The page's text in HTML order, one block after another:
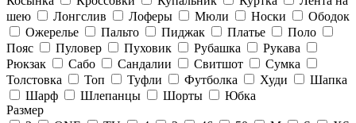
шею
Лонгслив Лоферы Мюли Носки
Ободок
Ожерелье
Пальто Пиджак Платье
Поло
Пояс
Пуловер Пуховик Рубашка
Рукава
Рюкзак
Сабо Сандалии Свитшот
Сумка
Толстовка
Топ Туфли Футболка Худи
Шапка
Шарф
Шлепанцы Шорты
Юбка
Размер